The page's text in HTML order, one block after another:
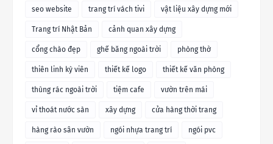
seo website trang trí vách tivi vật liệu xây dựng mới
Trang trí Nhật Bản cảnh quan xây dựng
cổng chào đẹp ghế băng ngoài trời phòng thờ
thiên linh kỳ viên thiết kế logo thiết kế văn phòng
thùng rác ngoài trời tiệm cafe vườn trên mái
vỉ thoát nước sàn xây dựng cửa hàng thời trang
hàng rào sân vườn ngói nhựa trang trí ngói pvc